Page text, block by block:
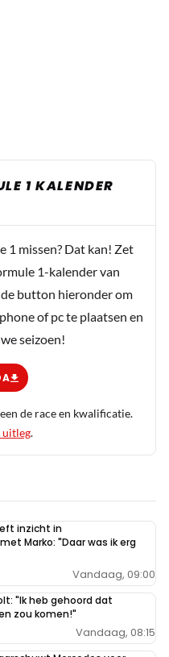
1 KALENDER
1 missen? Dat kan! Zet
1-kalender van
button hieronder om
of pc te plaatsen en
seizoen!
de race en kwalificatie.
uitleg.
inzicht in
Marko: "Daar was ik erg
Vandaag, 09:00
"Ik heb gehoord dat
zou komen!"
Vandaag, 08:15